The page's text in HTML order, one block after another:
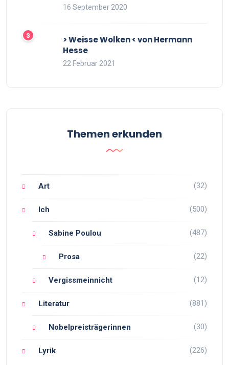
16 September 2020
> Weisse Wolken < von Hermann
Hesse
22 Februar 2021
Themen erkunden
Art (32)
Ich (500)
Sabine Poulou (487)
Prosa (22)
Vergissmeinnicht (12)
Literatur (881)
Nobelpreisträgerinnen (30)
Lyrik (226)